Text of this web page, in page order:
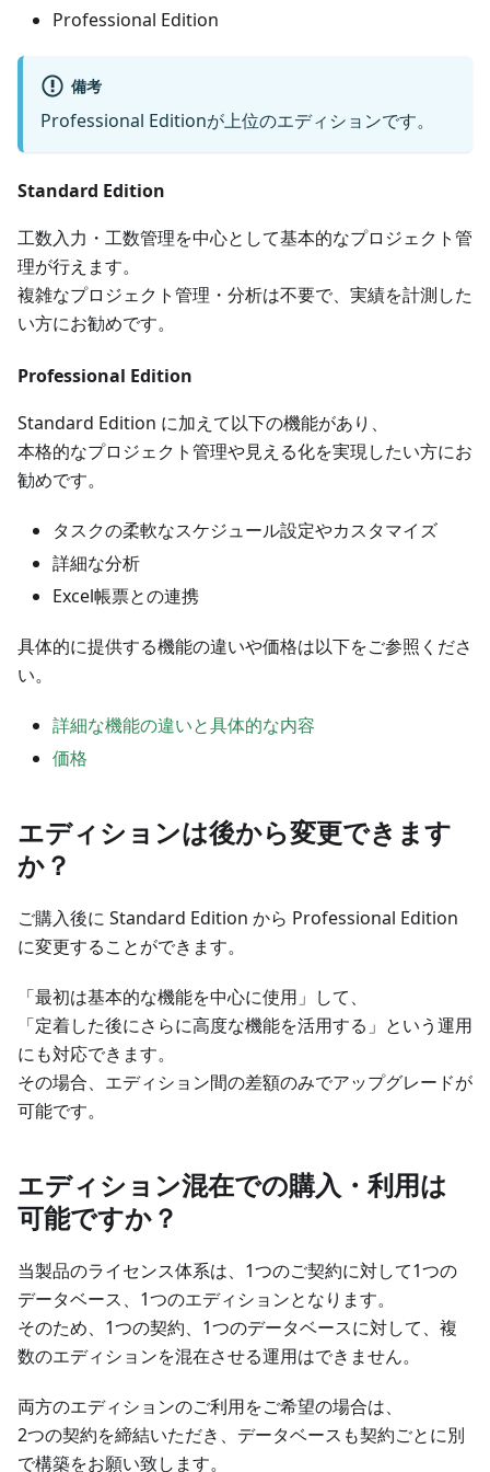
Professional Edition
備考
Professional Editionが上位のエディションです。
Standard Edition
工数入力・工数管理を中心として基本的なプロジェクト管
理が行えます。
複雑なプロジェクト管理・分析は不要で、実績を計測した
い方にお勧めです。
Professional Edition
Standard Edition に加えて以下の機能があり、
本格的なプロジェクト管理や見える化を実現したい方にお
勧めです。
タスクの柔軟なスケジュール設定やカスタマイズ
詳細な分析
Excel帳票との連携
具体的に提供する機能の違いや価格は以下をご参照くださ
い。
詳細な機能の違いと具体的な内容
価格
エディションは後から変更できます
か？
ご購入後に Standard Edition から Professional Edition
に変更することができます。
「最初は基本的な機能を中心に使用」して、
「定着した後にさらに高度な機能を活用する」という運用
にも対応できます。
その場合、エディション間の差額のみでアップグレードが
可能です。
エディション混在での購入・利用は
可能ですか？
当製品のライセンス体系は、1つのご契約に対して1つの
データベース、1つのエディションとなります。
そのため、1つの契約、1つのデータベースに対して、複
数のエディションを混在させる運用はできません。
両方のエディションのご利用をご希望の場合は、
2つの契約を締結いただき、データベースも契約ごとに別
で構築をお願い致します。